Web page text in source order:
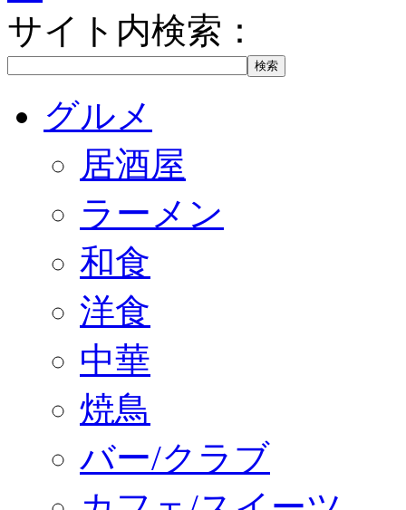
サイト内検索：
グルメ
居酒屋
ラーメン
和食
洋食
中華
焼鳥
バー/クラブ